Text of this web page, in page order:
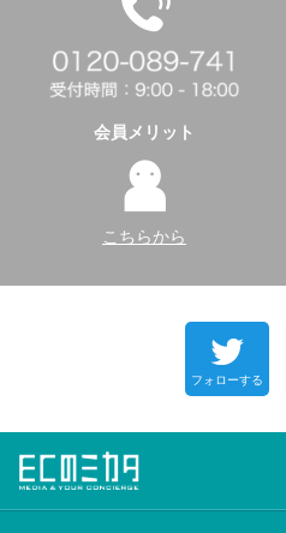
会員メリット
こちらから
フォローする